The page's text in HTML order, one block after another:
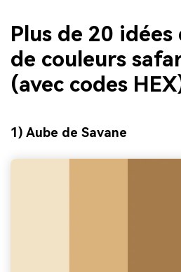
Plus de 20
de couleurs
(avec codes
1) Aube de Savane